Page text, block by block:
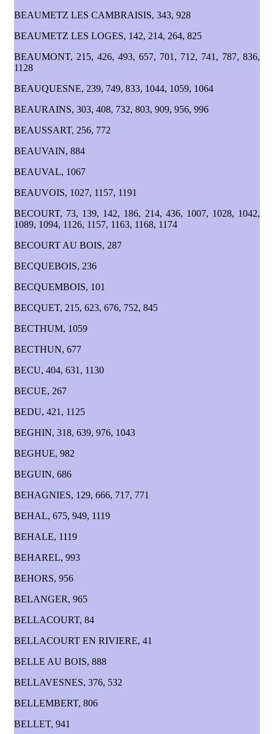
BEAUMETZ LES CAMBRAISIS, 343, 928
BEAUMETZ LES LOGES, 142, 214, 264, 825
BEAUMONT, 215, 426, 493, 657, 701, 712, 741, 787, 836,
1128
BEAUQUESNE, 239, 749, 833, 1044, 1059, 1064
BEAURAINS, 303, 408, 732, 803, 909, 956, 996
BEAUSSART, 256, 772
BEAUVAIN, 884
BEAUVAL, 1067
BEAUVOIS, 1027, 1157, 1191
BECOURT, 73, 139, 142, 186, 214, 436, 1007, 1028, 1042,
1089, 1094, 1126, 1157, 1163, 1168, 1174
BECOURT AU BOIS, 287
BECQUEBOIS, 236
BECQUEMBOIS, 101
BECQUET, 215, 623, 676, 752, 845
BECTHUM, 1059
BECTHUN, 677
BECU, 404, 631, 1130
BECUE, 267
BEDU, 421, 1125
BEGHIN, 318, 639, 976, 1043
BEGHUE, 982
BEGUIN, 686
BEHAGNIES, 129, 666, 717, 771
BEHAL, 675, 949, 1119
BEHALE, 1119
BEHAREL, 993
BEHORS, 956
BELANGER, 965
BELLACOURT, 84
BELLACOURT EN RIVIERE, 41
BELLE AU BOIS, 888
BELLAVESNES, 376, 532
BELLEMBERT, 806
BELLET, 941